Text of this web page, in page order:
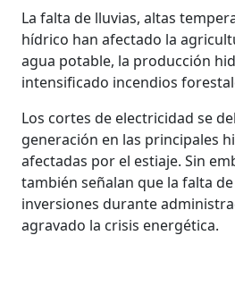
La falta de lluvias, altas
hídrico han afectado la
agua potable, la producción
intensificado incendios
Los cortes de electricidad se
generación en las principales
afectadas por el estiaje. Sin
también señalan que la falta
inversiones durante
agravado la crisis energética.